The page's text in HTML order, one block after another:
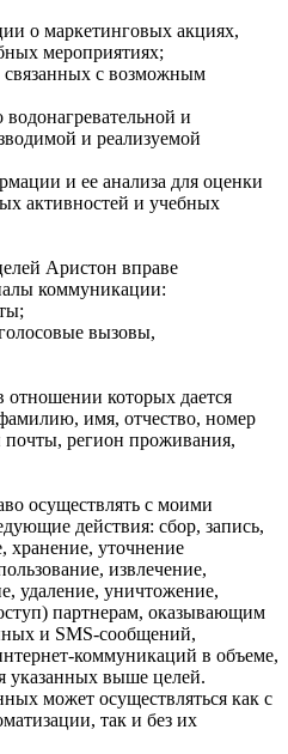
о маркетинговых акциях,
мероприятиях;
связанных с возможным
и
и реализуемой
и ее анализа для оценки
активностей и учебных
Аристон вправе
коммуникации:
вызовы,
которых дается
имя, отчество, номер
почты, регион проживания,
осуществлять с моими
действия: сбор, запись,
хранение, уточнение
извлечение,
удаление, уничтожение,
партнерам, оказывающим
и SMS‑сообщений,
в объеме,
указанных выше целей.
может осуществляться как с
так и без их